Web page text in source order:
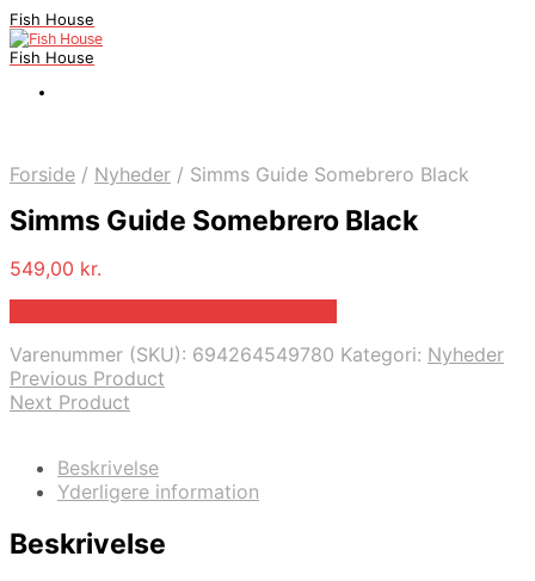
Fish House
Fish House
Forside / Nyheder / Simms Guide Somebrero Black
Simms Guide Somebrero Black
549,00 kr.
Varenummer (SKU): 694264549780 Kategori: Nyheder
Previous Product
Next Product
Beskrivelse
Yderligere information
Beskrivelse